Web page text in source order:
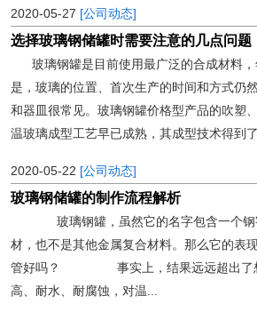
2020-05-27 [公司动态]
选择玻璃钢储罐时需要注意的几点问题
玻璃钢罐是目前使用最广泛的合成材料
是，玻璃的位置、首次生产的时间和方式仍
和器皿很常见。玻璃钢罐价格型产品的吹塑
温玻璃成型工艺早已成熟，其成型技术得到
2020-05-22 [公司动态]
玻璃钢储罐的制作流程解析
玻璃钢罐，虽然它的名字包含一个钢
材，也不是其他金属复合材料。那么它的表
管好吗？ 事实上，结果远远超出了想
高、耐水、耐腐蚀，对温...